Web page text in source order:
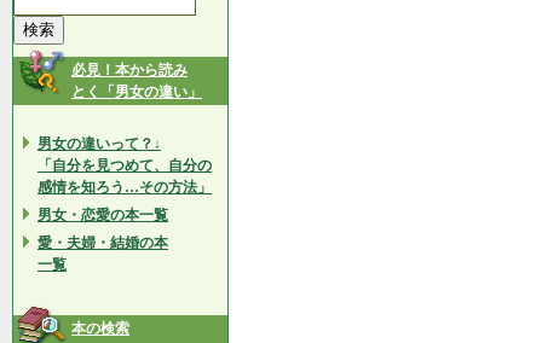
必見！本から読み
とく「男女の違い」
男女の違いって？↓
「自分を見つめて、自分の
感情を知ろう…その方法」
男女・恋愛の本一覧
愛・夫婦・結婚の本
一覧
本の検索